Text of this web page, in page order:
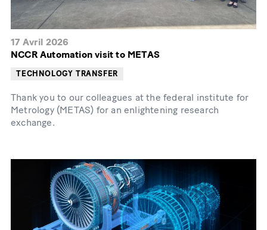
17 Avril 2026
NCCR Automation visit to METAS
TECHNOLOGY TRANSFER
Thank you to our colleagues at the federal institute for
Metrology (METAS) for an enlightening research
exchange.